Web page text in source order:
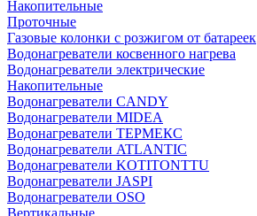
Накопительные
Проточные
Газовые колонки с розжигом от батареек
Водонагреватели косвенного нагрева
Водонагреватели электрические
Накопительные
Водонагреватели CANDY
Водонагреватели MIDEA
Водонагреватели ТЕРМЕКС
Водонагреватели ATLANTIC
Водонагреватели KOTITONTTU
Водонагреватели JASPI
Водонагреватели OSO
Вертикальные